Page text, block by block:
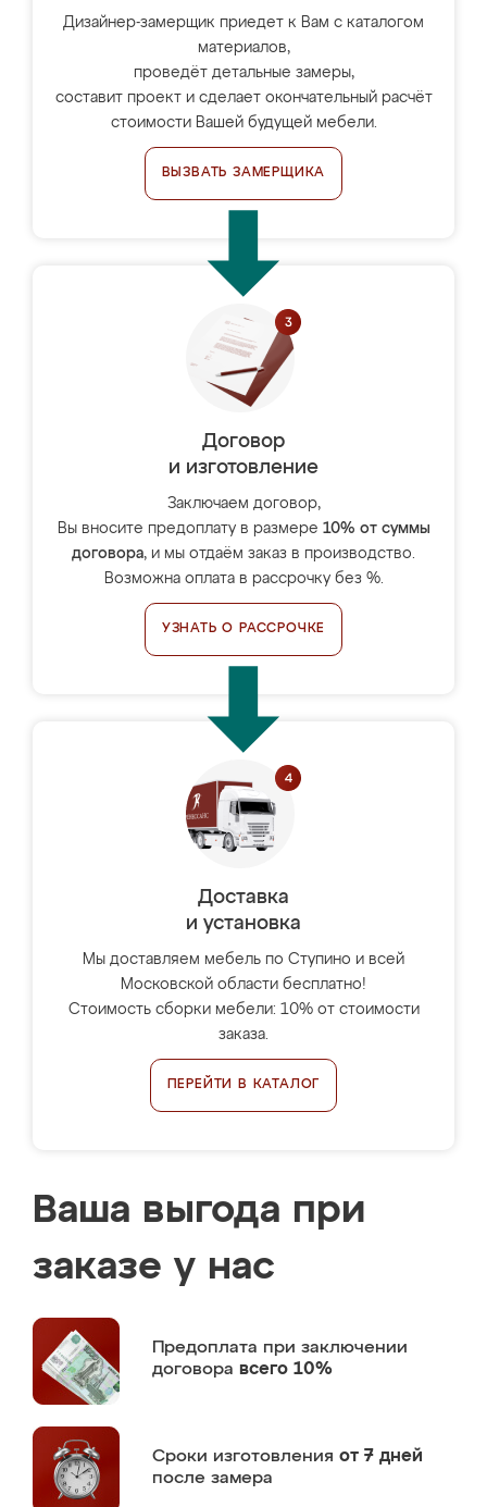
Дизайнер-замерщик приедет к Вам с каталогом
материалов,
проведёт детальные замеры,
составит проект и сделает окончательный расчёт
стоимости Вашей будущей мебели.
ВЫЗВАТЬ ЗАМЕРЩИКА
Договор
и изготовление
Заключаем договор,
Вы вносите предоплату в размере 10% от суммы
договора, и мы отдаём заказ в производство.
Возможна оплата в рассрочку без %.
УЗНАТЬ О РАССРОЧКЕ
Доставка
и установка
Мы доставляем мебель по Ступино и всей
Московской области бесплатно!
Стоимость сборки мебели: 10% от стоимости
заказа.
ПЕРЕЙТИ В КАТАЛОГ
Ваша выгода при
заказе у нас
Предоплата при заключении
договора всего 10%
Сроки изготовления от 7 дней
после замера